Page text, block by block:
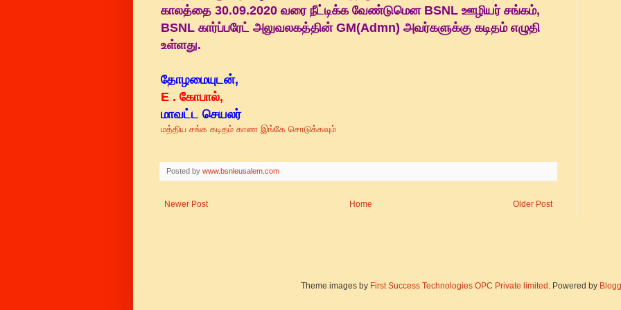
காலத்தை 30.09.2020 வரை நீட்டிக்க வேண்டுமென BSNL ஊழியர் சங்கம்,
BSNL கார்ப்பரேட் அலுவலகத்தின் GM(Admn) அவர்களுக்கு கடிதம் எழுதி
உள்ளது.
தோழமையுடன்,
E . கோபால்,
மாவட்ட செயலர்
மத்திய சங்க கடிதம் காண இங்கே சொடுக்கவும்
Posted by www.bsnleusalem.com
Newer Post Older Post
Home
Theme images by First Success Technologies OPC Private limited . Powered by